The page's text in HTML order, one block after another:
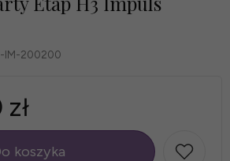
IM-200200
koszyka